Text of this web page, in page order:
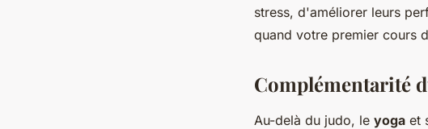
stress, d'améliorer leurs
quand votre premier cours
Complémentarité
Au-delà du judo, le yoga et